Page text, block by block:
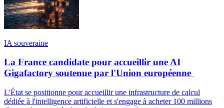
IA souveraine
La France candidate pour accueillir une AI
Gigafactory soutenue par l'Union européenne
L'État se positionne pour accueillir une infrastructure de calcul
dédiée à l'intelligence artificielle et s'engage à acheter 100 millions